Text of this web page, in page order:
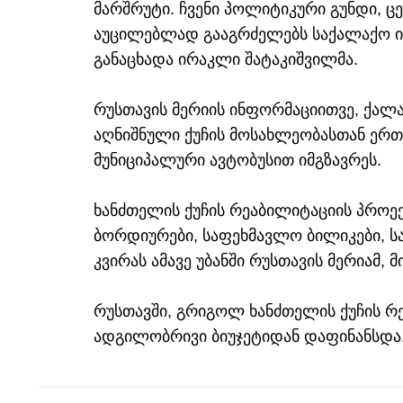
მარშრუტი. ჩვენი პოლიტიკური გუნდი,
აუცილებლად გააგრძელებს საქალაქო
განაცხადა ირაკლი შატაკიშვილმა.
რუსთავის მერიის ინფორმაციითვე,
აღნიშნული ქუჩის მოსახლეობასთან
მუნიციპალური ავტობუსით იმგზავრეს.
ხანძთელის ქუჩის რეაბილიტაციის
ბორდიურები, საფეხმავლო ბილიკები,
კვირას ამავე უბანში რუსთავის მერიამ,
რუსთავში, გრიგოლ ხანძთელის ქუჩის
ადგილობრივი ბიუჯეტიდან